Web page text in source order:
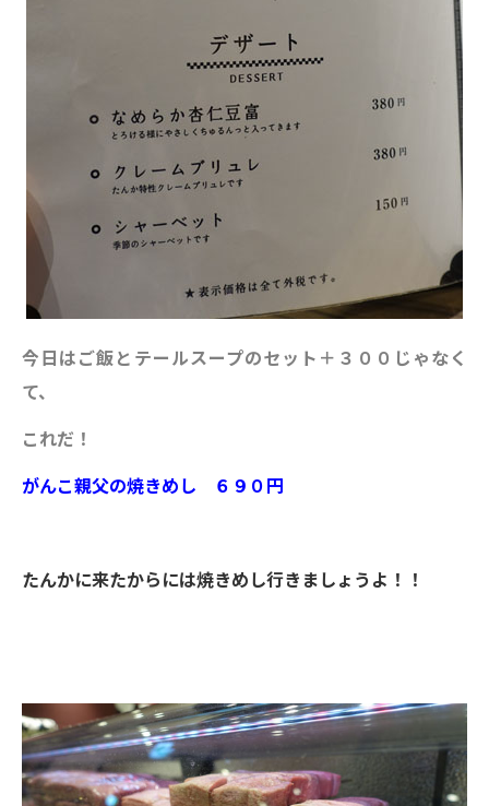
今日はご飯とテールスープのセット＋３００じゃなく
て、
これだ！
がんこ親父の焼きめし ６９０円
たんかに来たからには焼きめし行きましょうよ！！